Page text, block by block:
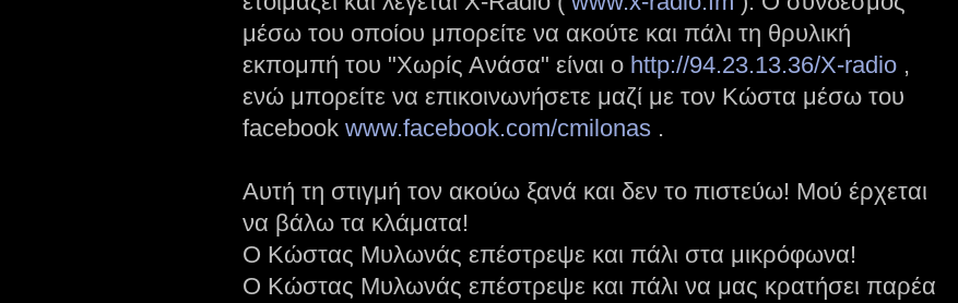
μέσω του οποίου μπορείτε να ακούτε και πάλι τη θρυλική
εκπομπή του "Χωρίς Ανάσα" είναι ο http://94.23.13.36/X-radio ,
ενώ μπορείτε να επικοινωνήσετε μαζί με τον Κώστα μέσω του
facebook www.facebook.com/cmilonas .
Αυτή τη στιγμή τον ακούω ξανά και δεν το πιστεύω! Μού έρχεται
να βάλω τα κλάματα!
Ο Κώστας Μυλωνάς επέστρεψε και πάλι στα μικρόφωνα!
Ο Κώστας Μυλωνάς επέστρεψε και πάλι να μας κρατήσει παρέα